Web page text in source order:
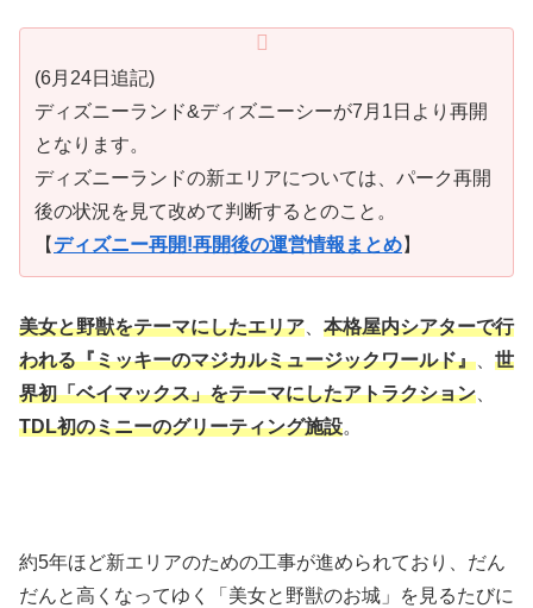
(6月24日追記)
ディズニーランド&ディズニーシーが7月1日より再開
となります。
ディズニーランドの新エリアについては、パーク再開
後の状況を見て改めて判断するとのこと。
【 ディズニー再開!再開後の運営情報まとめ】
美女と野獣をテーマにしたエリア
本格屋内シアターで行
われる『ミッキーのマジカルミュージックワールド』
世
界初「ベイマックス」をテーマにしたアトラクション
TDL初のミニーのグリーティング施設。
約5年ほど新エリアのための工事が進められており、だん
だんと高くなってゆく「美女と野獣のお城」を見るたびに